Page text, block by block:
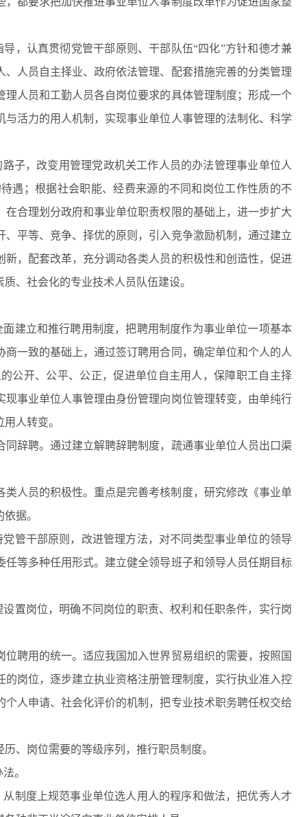
，认真贯彻党管干部原则、干部队伍“四化”方针和德才兼
人员自主择业、政府依法管理、配套措施完善的分类管理
人员和工勤人员各自岗位要求的具体管理制度；形成一个
活力的用人机制，实现事业单位人事管理的法制化、科学
子，改变用管理党政机关工作人员的办法管理事业单位人
遇；根据社会职能、经费来源的不同和岗位工作性质的不
合理划分政府和事业单位职责权限的基础上，进一步扩大
平等、竞争、择优的原则，引入竞争激励机制，通过建立
，配套改革，充分调动各类人员的积极性和创造性，促进
、社会化的专业技术人员队伍建设。
建立和推行聘用制度，把聘用制度作为事业单位一项基本
一致的基础上，通过签订聘用合同，确定单位和个人的人
公开、公平、公正，促进单位自主用人，保障职工自主择
事业单位人事管理由身份管理向岗位管理转变，由单纯行
人转变。
辞聘。通过建立解聘辞聘制度，疏通事业单位人员出口渠
人员的积极性。重点是完善考核制度，研究修改《事业单
据。
管干部原则，改进管理方法，对不同类型事业单位的领导
等多种任用形式。建立健全领导班子和领导人员任期目标
置岗位，明确不同岗位的职责、权利和任职条件，实行岗
聘用的统一。适应我国加入世界贸易组织的需要，按照国
岗位，逐步建立执业资格注册管理制度，实行执业准入控
人申请、社会化评价的机制，把专业技术职务聘任权交给
、岗位需要的等级序列，推行职员制度。
。
制度上规范事业单位选人用人的程序和做法，把优秀人才